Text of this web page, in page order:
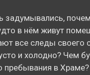
задумывались,
в нём живут
все следы своего
и холодно? Чем
пребывания в